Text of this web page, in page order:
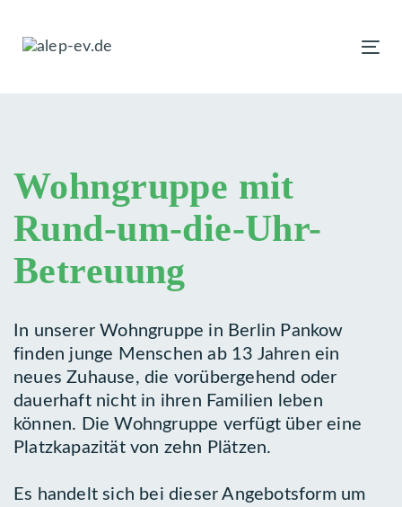
überspringen
primären
Navigation
Wohngruppe mit
Rund-um-die-Uhr-
Betreuung
In unserer Wohngruppe in Berlin Pankow
finden junge Menschen ab 13 Jahren ein
neues Zuhause, die vorübergehend oder
dauerhaft nicht in ihren Familien leben
können. Die Wohngruppe verfügt über eine
Platzkapazität von zehn Plätzen.
Es handelt sich bei dieser Angebotsform um